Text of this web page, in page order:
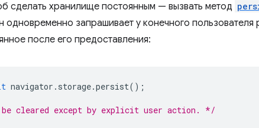
сделать хранилище постоянным — вызвать метод
одновременно запрашивает у конечного пользователя
после его предоставления:
navigator . storage.persist();
cleared except by explicit user action. */